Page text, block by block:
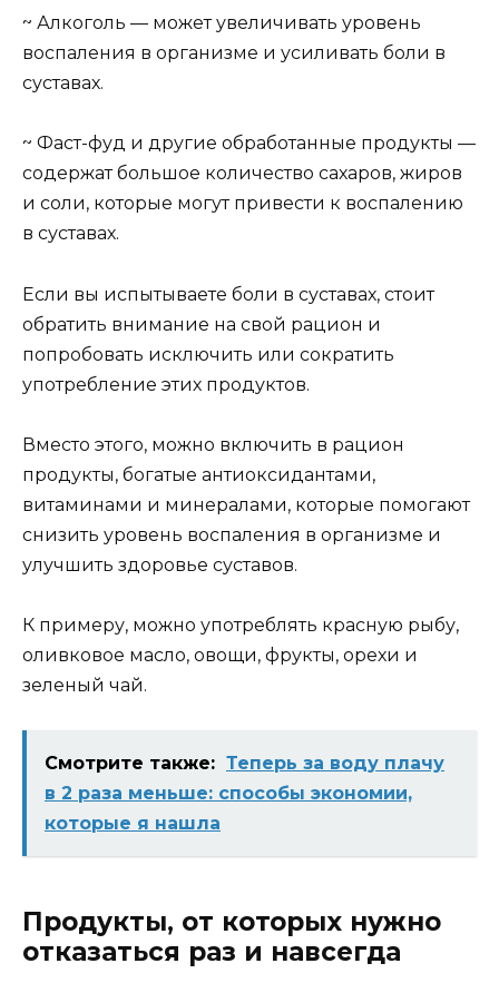
~ Алкоголь — может увеличивать уровень
воспаления в организме и усиливать боли в
суставах.
~ Фаст-фуд и другие обработанные продукты —
содержат большое количество сахаров, жиров
и соли, которые могут привести к воспалению
в суставах.
Если вы испытываете боли в суставах, стоит
обратить внимание на свой рацион и
попробовать исключить или сократить
употребление этих продуктов.
Вместо этого, можно включить в рацион
продукты, богатые антиоксидантами,
витаминами и минералами, которые помогают
снизить уровень воспаления в организме и
улучшить здоровье суставов.
К примеру, можно употреблять красную рыбу,
оливковое масло, овощи, фрукты, орехи и
зеленый чай.
Смотрите также: Теперь за воду плачу
в 2 раза меньше: способы экономии,
которые я нашла
Продукты, от которых нужно
отказаться раз и навсегда